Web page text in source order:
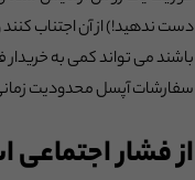
دست ندهید!) از آن اجتناب
باشند می تواند کمی به
سفارشات آپسل محدودیت
از فشار اجتماعی